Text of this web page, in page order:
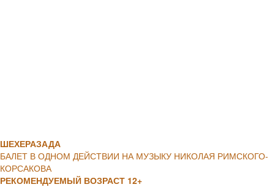
ШЕХЕРАЗАДА
БАЛЕТ В ОДНОМ ДЕЙСТВИИ НА МУЗЫКУ НИКОЛАЯ РИМСКОГО-
КОРСАКОВА
РЕКОМЕНДУЕМЫЙ ВОЗРАСТ 12+